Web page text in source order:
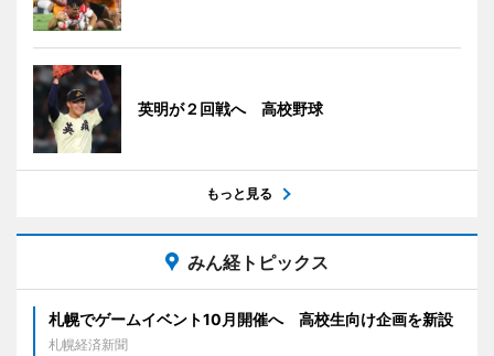
英明が２回戦へ 高校野球
もっと見る
みん経トピックス
札幌でゲームイベント10月開催へ 高校生向け企画を新設
札幌経済新聞